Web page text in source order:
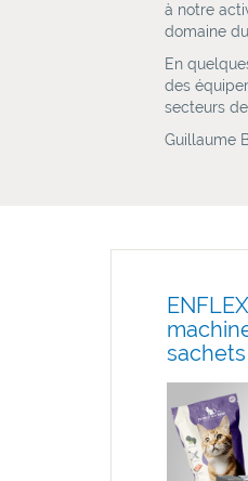
à notre
domaine
En
des
secteurs
Guillaume